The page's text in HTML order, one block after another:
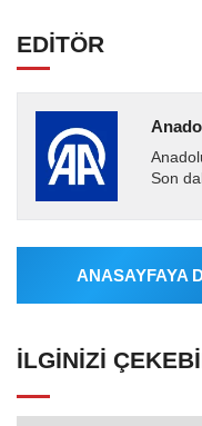
EDİTÖR
Son
Ajansı
ANASAYFAYA
İLGINIZI